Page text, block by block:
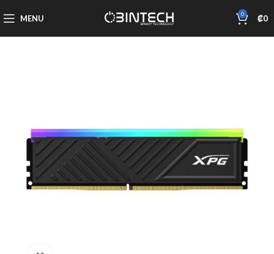
MENU 0 ₡0